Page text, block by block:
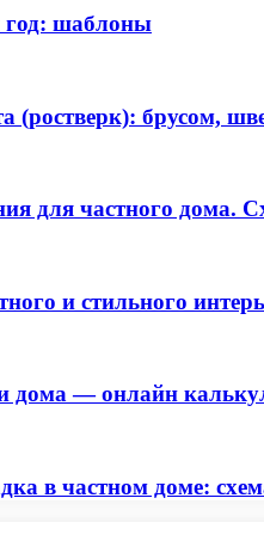
год: шаблоны
(ростверк): брусом,
для частного
и стильного
дома — онлайн
в частном доме: